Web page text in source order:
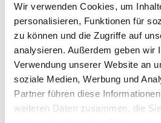
Wir verwenden Cookies, um
personalisieren, Funktionen für
zu können und die Zugriffe auf
analysieren. Außerdem geben wir
Verwendung unserer Website an
soziale Medien, Werbung und
Partner führen diese
weiteren Daten zusammen, die